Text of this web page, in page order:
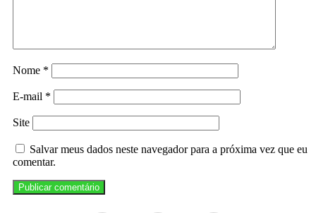
Nome *
E-mail *
Site
Salvar meus dados neste navegador para a próxima vez que eu
comentar.